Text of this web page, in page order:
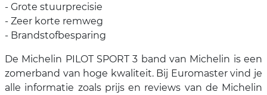
- Grote stuurprecisie
- Zeer korte remweg
- Brandstofbesparing
De Michelin PILOT SPORT 3 band van Michelin is een
zomerband van hoge kwaliteit. Bij Euromaster vind je
alle informatie zoals prijs en reviews van de Michelin